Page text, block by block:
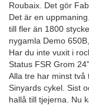
Roubaix. Det gör
Det är en
till fler än 1800
nygamla Demo
Har du inte vuxit i
Status FSR Grom
Alla tre har minst två
Sinyards cykel. Sist
hallå till tjejerna. Nu